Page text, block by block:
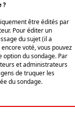
?
être édités par
Pour éditer un
du sujet (il a
voté, vous pouvez
du sondage. Par
et administrateurs
de truquer les
du sondage.